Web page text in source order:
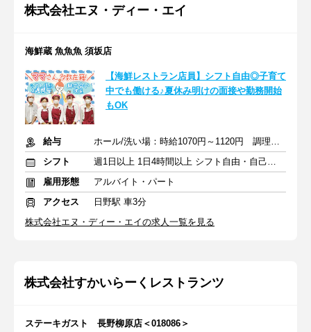
株式会社エヌ・ディー・エイ
海鮮蔵 魚魚魚 須坂店
【海鮮レストラン店員】シフト自由◎子育て
中でも働ける♪夏休み明けの面接や勤務開始
もOK
給与
ホール/洗い場：時給1070円～1120円 調理：時給1150円～
シフト
週1日以上 1日4時間以上 シフト自由・自己申告
雇用形態
アルバイト・パート
アクセス
日野駅 車3分
株式会社エヌ・ディー・エイの求人一覧を見る
株式会社すかいらーくレストランツ
ステーキガスト 長野柳原店＜018086＞